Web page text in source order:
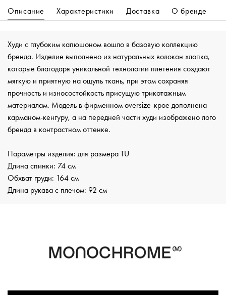
Описание
Характеристики Доставка О бренде
Худи с глубоким капюшоном вошло в базовую коллекцию
бренда. Изделие выполнено из натуральных волокон хлопка,
которые благодаря уникальной технологии плетения создают
мягкую и приятную на ощупь ткань, при этом сохраняя
прочность и износостойкость присущую трикотажным
материалам. Модель в фирменном oversize-крое дополнена
карманом-кенгуру, а на передней части худи изображено лого
бренда в контрастном оттенке.
Параметры изделия: для размера TU
Длина спинки: 74 см
Обхват груди: 164 см
Длина рукава с плечом: 92 см